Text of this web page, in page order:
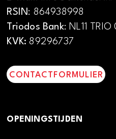
RSIN: 864938998
Triodos Bank: NL11
KVK: 89296737
CONTACTFORMULIER
OPENINGSTIJDEN